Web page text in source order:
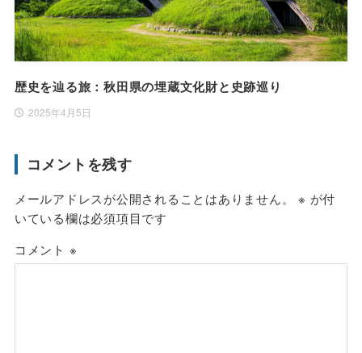
歴史を辿る旅：秋田県の埋蔵文化財と史跡巡り
2025年4月5日
コメントを残す
メールアドレスが公開されることはありません。 ※ が付
いている欄は必須項目です
コメント ※